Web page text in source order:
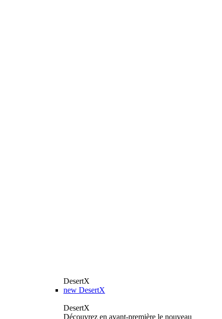
DesertX
new DesertX
DesertX
Découvrez en avant-première le nouveau